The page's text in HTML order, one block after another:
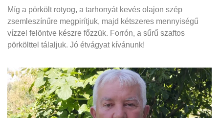
Míg a pörkölt rotyog, a tarhonyát kevés olajon szép
zsemleszínűre megpirítjuk, majd kétszeres mennyiségű
vízzel felöntve készre főzzük. Forrón, a sűrű szaftos
pörkölttel tálaljuk. Jó étvágyat kívánunk!